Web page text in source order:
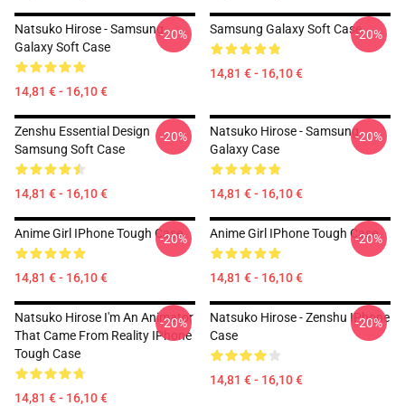
Natsuko Hirose - Samsung
Galaxy Soft Case
14,81 € - 16,10 €
-20% Samsung Galaxy Soft Case
14,81 € - 16,10 €
-20%
Zenshu Essential Design
Samsung Soft Case
14,81 € - 16,10 €
-20%
Natsuko Hirose - Samsung
Galaxy Case
14,81 € - 16,10 €
-20%
Anime Girl IPhone Tough Case
14,81 € - 16,10 €
-20% Anime Girl IPhone Tough Case
14,81 € - 16,10 €
-20%
Natsuko Hirose I'm An Animator
That Came From Reality IPhone
Tough Case
14,81 € - 16,10 €
-20%
Natsuko Hirose - Zenshu IPhone
Case
14,81 € - 16,10 €
-20%